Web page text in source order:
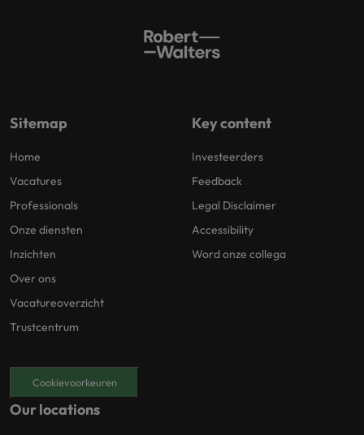
Sitemap
Home
Vacatures
Professionals
Onze diensten
Inzichten
Over ons
Vacatureoverzicht
Trustcentrum
Key content
Investeerders
Feedback
Legal Disclaimer
Accessibility
Word onze collega
Cookievoorkeuren
Our locations